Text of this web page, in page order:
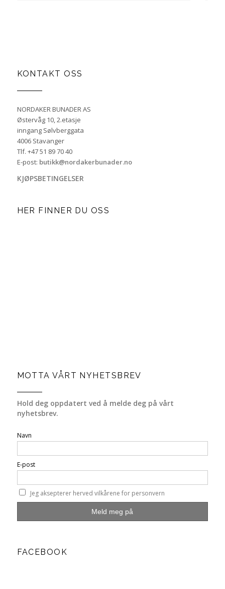
KONTAKT OSS
NORDAKER BUNADER AS
Østervåg 10, 2.etasje
inngang Sølvberggata
4006 Stavanger
Tlf. +47 51 89 70 40
E-post: butikk@nordakerbunader.no
KJØPSBETINGELSER
HER FINNER DU OSS
MOTTA VÅRT NYHETSBREV
Hold deg oppdatert ved å melde deg på vårt
nyhetsbrev.
Navn
E-post
Jeg aksepterer herved vilkårene for personvern
FACEBOOK